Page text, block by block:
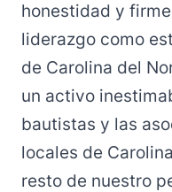
honestidad y
liderazgo como
de Carolina del
un activo
bautistas y las
locales de
resto de nuestro